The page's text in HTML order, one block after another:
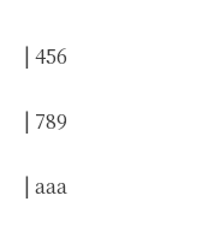
| 456
| 789
| aaa